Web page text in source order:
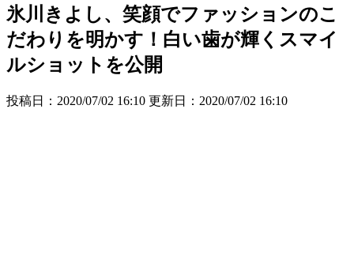
氷川きよし、笑顔でファッションのこ
だわりを明かす！白い歯が輝くスマイ
ルショットを公開
投稿日：2020/07/02 16:10 更新日： 2020/07/02 16:10